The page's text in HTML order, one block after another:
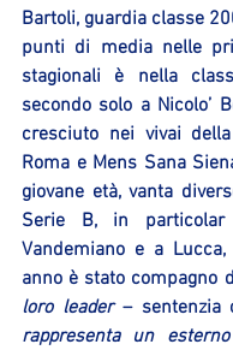
Bartoli, guardia classe
punti di media nelle
stagionali è nella
secondo solo a Nicolo’
cresciuto nei vivai
Roma e Mens Sana
giovane età, vanta
Serie B, in
Vandemiano e a
anno è stato compagno
loro leader
rappresenta un